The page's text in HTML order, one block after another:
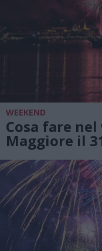
WEEKEND
Cosa fare
Maggiore il